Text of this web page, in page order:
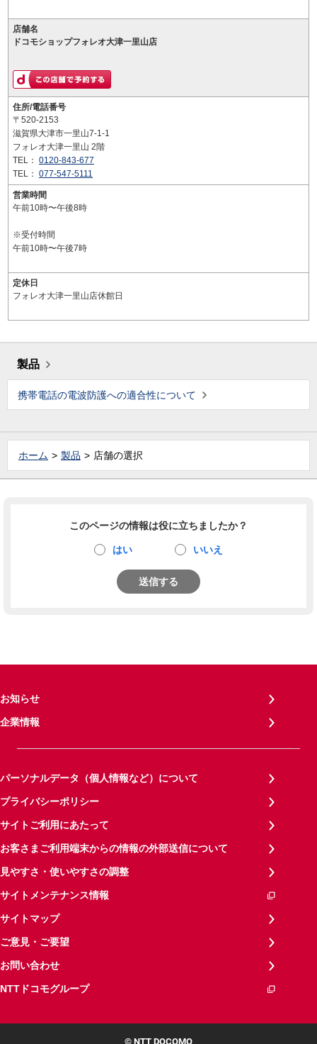
店舗名
ドコモショップフォレオ大津一里山店
住所/電話番号
〒520-2153
滋賀県大津市一里山7-1-1
フォレオ大津一里山 2階
TEL： 0120-843-677
TEL： 077-547-5111
営業時間
午前10時〜午後8時
※受付時間
午前10時〜午後7時
定休日
フォレオ大津一里山店休館日
製品
携帯電話の電波防護への適合性について
ホーム 製品 店舗の選択
このページの情報は役に立ちましたか？
はい いいえ
送信する
お知らせ
企業情報
パーソナルデータ（個人情報など）について
プライバシーポリシー
サイトご利用にあたって
お客さまご利用端末からの情報の外部送信について
見やすさ・使いやすさの調整
サイトメンテナンス情報
サイトマップ
ご意見・ご要望
お問い合わせ
NTTドコモグループ
© NTT DOCOMO